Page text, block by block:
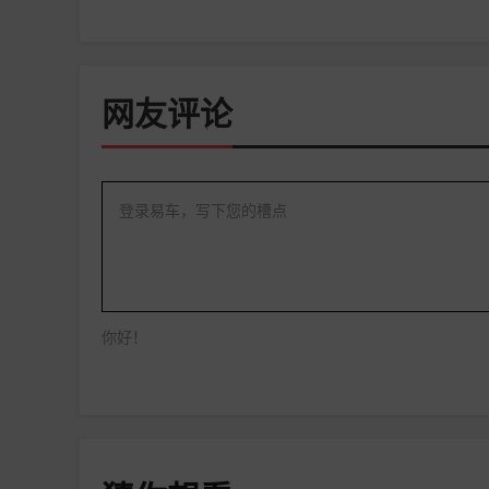
网友评论
登录易车，写下您的槽点
你好！